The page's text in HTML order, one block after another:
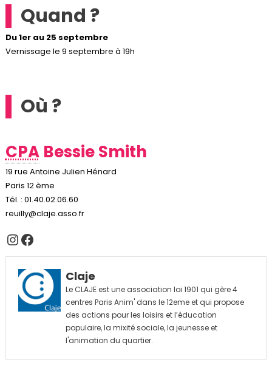
Quand ?
Du 1er au 25 septembre
Vernissage le 9 septembre à 19h
Où ?
CPABessie Smith
19 rue Antoine Julien Hénard
Paris 12 ème
Tél. : 01.40.02.06.60
reuilly@claje.asso.fr
Instagram
Facebook
Claje
Le CLAJE est une association loi 1901 qui gère 4
centres Paris Anim' dans le 12eme et qui propose
des actions pour les loisirs et l’éducation
populaire, la mixité sociale, la jeunesse et
l'animation du quartier.